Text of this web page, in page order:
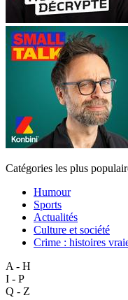
Catégories les plus
Humour
Sports
Actualités
Culture et société
Crime : histoires
A - H
I - P
Q - Z